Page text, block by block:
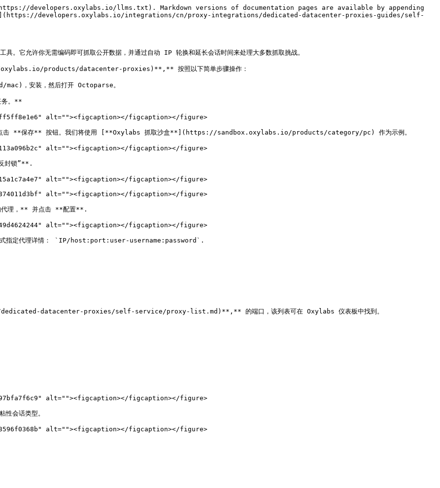
developers.oxylabs.io/llms.txt). Markdown versions of documentation pages are available by appending
developers.oxylabs.io/integrations/cn/proxy-integrations/dedicated-datacenter-proxies-guides/self-
许你无需编码即可抓取公开数据，并通过自动 IP 轮换和延长会话时间来处理大多数抓取挑战。
products/datacenter-proxies)**,** 按照以下简单步骤操作：
，安装，然后打开 Octoparse。
务。**
alt=""><figcaption></figcaption></figure>
点击 **保存** 按钮。我们将使用 [**Oxylabs 抓取沙盒**](https://sandbox.oxylabs.io/products/category/pc) 作为示例。
alt=""><figcaption></figcaption></figure>
封锁”**.
alt=""><figcaption></figcaption></figure>
alt=""><figcaption></figcaption></figure>
代理，** 并点击 **配置**.
alt=""><figcaption></figcaption></figure>
式指定代理详情： `IP/host:port:user-username:password`.
datacenter-proxies/self-service/proxy-list.md)**,** 的端口，该列表可在 Oxylabs 仪表板中找到。
alt=""><figcaption></figcaption></figure>
会话类型。
alt=""><figcaption></figcaption></figure>